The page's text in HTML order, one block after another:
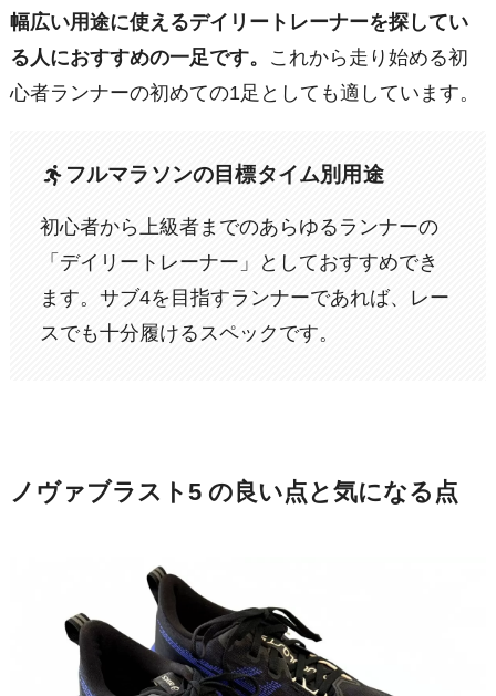
幅広い用途に使えるデイリートレーナーを探してい
る人におすすめの一足です。
これから走り始める初
心者ランナーの初めての1足としても適しています。
フルマラソンの目標タイム別用途
初心者から上級者までのあらゆるランナーの
「デイリートレーナー」としておすすめでき
ます。サブ4を目指すランナーであれば、レー
スでも十分履けるスペックです。
ノヴァブラスト5 の良い点と気になる点